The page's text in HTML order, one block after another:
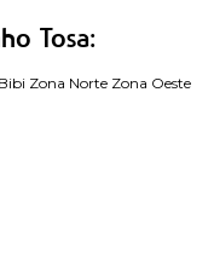
Tosa:
Zona Norte Zona Oeste